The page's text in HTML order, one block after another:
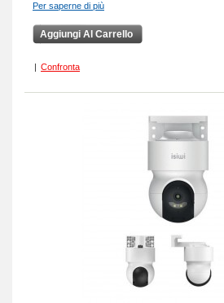
Per saperne di più
Aggiungi Al Carrello
| Confronta